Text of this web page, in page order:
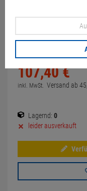
Display-Bildfehler/
Festplatte/
107,40 €
inkl. MwSt. Versand ab 45,
Lagernd: 0
leider ausverkauft